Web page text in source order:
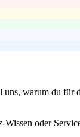
uns, warum du für
oder